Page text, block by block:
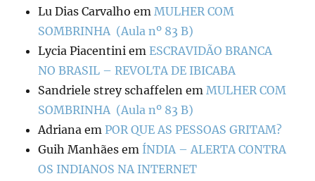
Lu Dias Carvalho emMULHER COM
SOMBRINHA (Aula nº 83 B)
Lycia Piacentini emESCRAVIDÃO BRANCA
NO BRASIL – REVOLTA DE IBICABA
Sandriele strey schaffelen emMULHER COM
SOMBRINHA (Aula nº 83 B)
Adriana emPOR QUE AS PESSOAS GRITAM?
Guih Manhães em ÍNDIA – ALERTA CONTRA
OS INDIANOS NA INTERNET